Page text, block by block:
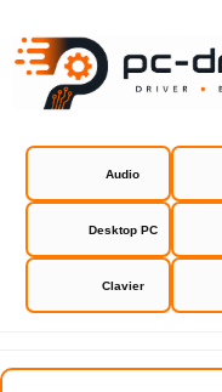
Audio
Desktop PC
Clavier